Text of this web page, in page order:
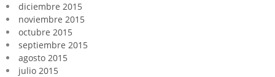
diciembre 2015
noviembre 2015
octubre 2015
septiembre 2015
agosto 2015
julio 2015